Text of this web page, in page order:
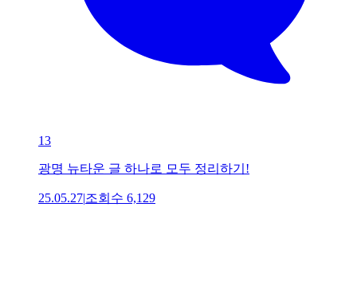
13
광명 뉴타운 글 하나로 모두 정리하기!
25.05.27|조회수 6,129